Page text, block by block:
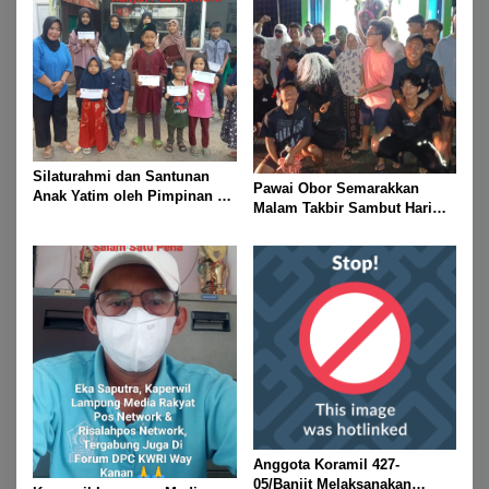
Silaturahmi dan Santunan
Anak Yatim oleh Pimpinan PT
Pawai Obor Semarakkan
Malam Takbir Sambut Hari
M, Di Kampung Simpang
Asam, Kecamatan Banjit
Anggota Koramil 427-
05/Banjit Melaksanakan